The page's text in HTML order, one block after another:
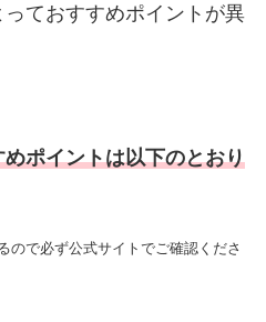
ておすすめポイントが異
ポイントは以下のとおり
ので必ず公式サイトでご確認くださ